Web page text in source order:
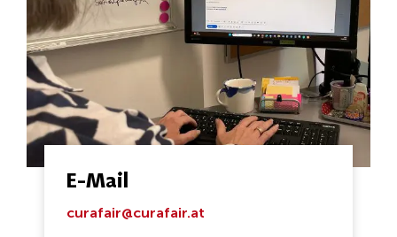
E-Mail
curafair@curafair.at